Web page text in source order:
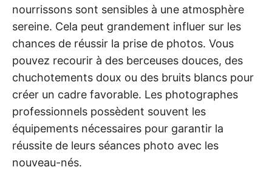
nourrissons sont sensibles à une atmosphère
sereine. Cela peut grandement influer sur les
chances de réussir la prise de photos. Vous
pouvez recourir à des berceuses douces, des
chuchotements doux ou des bruits blancs pour
créer un cadre favorable. Les photographes
professionnels possèdent souvent les
équipements nécessaires pour garantir la
réussite de leurs séances photo avec les
nouveau-nés.